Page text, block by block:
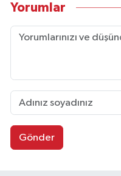
Yorumlar
Gönder